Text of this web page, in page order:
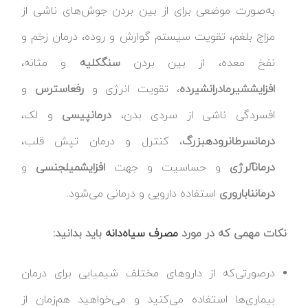
به‌صورت موضعی برای از بین بردن جوش‌های ناشی از
مزاج بلغم، تقویت سیستم گوارش و روده، درمان زخم و
نفخ معده، از بین بردنسنگکلیه و مثانه،
افزایششیرمادرانشیرده، تقویت انرژی ورفعاسترس و
افسردگی ناشی از سردی بدن، درمانپیسی و لک،
درمانسرطانرودهبزرگ، کنترل و درمان تپش قلب،
درمانآلرژی و حساسیت و جهت افزایشمیلجنسی و
درمانناباروری استفاده دارویی و درمانی می‌شود.
نکات مهمی که در مورد مصرف سیاه‌دانه باید بدانید:
درصورتی‌که از داروهای مختلف شیمیایی برای درمان
بیماری‌ها استفاده می‌کنید و می‌خواهید هم‌زمان از